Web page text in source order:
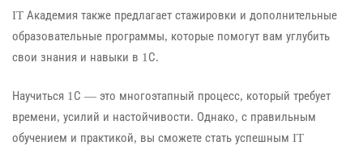
IT Академия также предлагает стажировки и дополнительные
образовательные программы, которые помогут вам углубить
свои знания и навыки в 1С.
Научиться 1С — это многоэтапный процесс, который требует
времени, усилий и настойчивости. Однако, с правильным
обучением и практикой, вы сможете стать успешным IT